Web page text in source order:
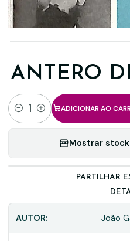
ANTERO
Quantidade
ADICIONAR AO
Mostrar
PARTILHAR
AUTOR: João